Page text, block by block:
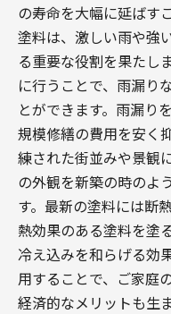
の寿命を大幅に延ばす
塗料は、激しい雨や強
る重要な役割を果たし
に行うことで、雨漏り
とができます。雨漏り
規模修繕の費用を安く
練された街並みや景観
の外観を新築の時のよ
す。最新の塗料には断
熱効果のある塗料を塗
冷え込みを和らげる効
用することで、ご家庭
経済的なメリットも生